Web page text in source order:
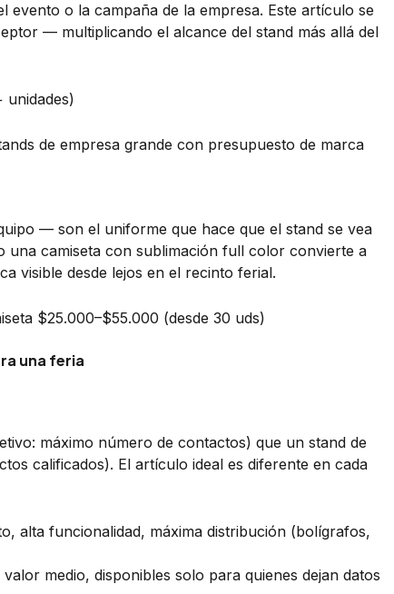
evento o la campaña de la empresa. Este artículo se
— multiplicando el alcance del stand más allá del
unidades)
de empresa grande con presupuesto de marca
— son el uniforme que hace que el stand se vea
camiseta con sublimación full color convierte a
visible desde lejos en el recinto ferial.
$25.000–$55.000 (desde 30 uds)
una feria
máximo número de contactos) que un stand de
calificados). El artículo ideal es diferente en cada
alta funcionalidad, máxima distribución (bolígrafos,
medio, disponibles solo para quienes dejan datos